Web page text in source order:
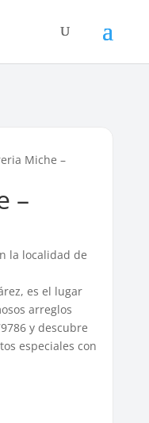
Miche –
–
la localidad de
es el lugar
arreglos
y descubre
especiales con